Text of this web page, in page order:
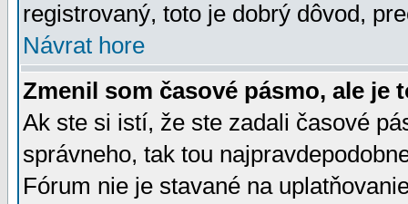
registrovaný, toto je dobrý dôvod,
Návrat hore
Zmenil som časové pásmo, ale je
Ak ste si istí, že ste zadali časové
správneho, tak tou
Fórum nie je stavané na